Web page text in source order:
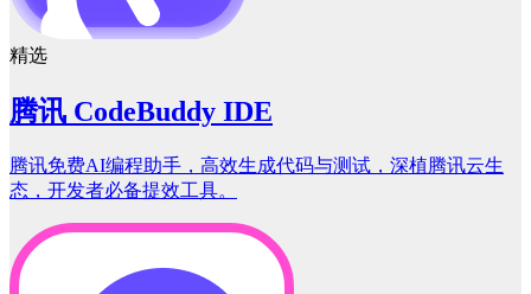
精选
腾讯 CodeBuddy IDE
腾讯免费AI编程助手，高效生成代码与测试，深植腾讯云生
态，开发者必备提效工具。